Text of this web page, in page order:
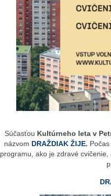
Súčasťou Kultúrneho leta v
názvom DRAŽDIAK ŽIJE.
programu, ako je zdravé